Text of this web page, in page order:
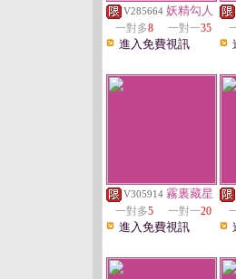
V285664 妖精勾人
一對多8 一對一35
進入免費視訊
V305914 霧裏藏星
一對多5 一對一20
進入免費視訊